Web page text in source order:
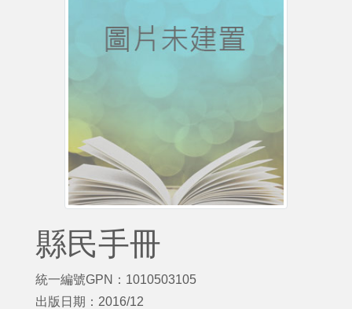
縣民手冊
統一編號GPN：1010503105
出版日期：2016/12